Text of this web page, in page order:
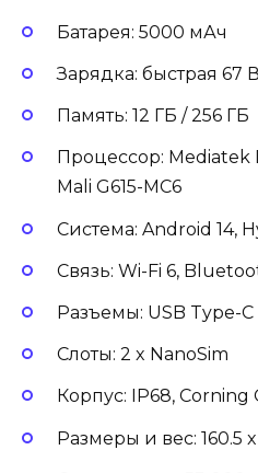
Батарея: 5000 мАч
Зарядка: быстрая 67
Память: 12 ГБ / 256 ГБ
Процессор: Mediatek
Mali G615-MC6
Система: Android 14,
Связь: Wi-Fi 6,
Разъемы: USB Type-C
Слоты: 2 x NanoSim
Корпус: IP68, Corning
Размеры и вес: 160.5 x